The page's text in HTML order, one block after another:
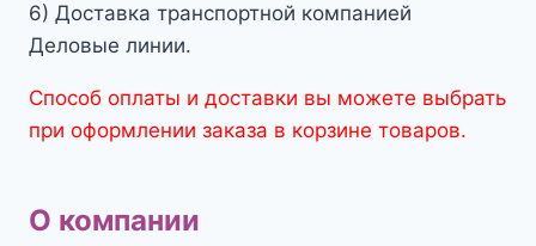
6) Доставка транспортной компанией
Деловые линии.
Способ оплаты и доставки вы можете выбрать
при оформлении заказа в корзине товаров.
О компании